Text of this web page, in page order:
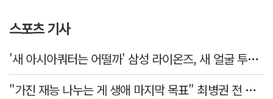
스포츠 기사
'새 아시아쿼터는 어떨까' 삼성 라이온즈, 새 얼굴 투수 미야모리 영입
"가진 재능 나누는 게 생애 마지막 목표" 최병권 전 대구체고 복싱 감독